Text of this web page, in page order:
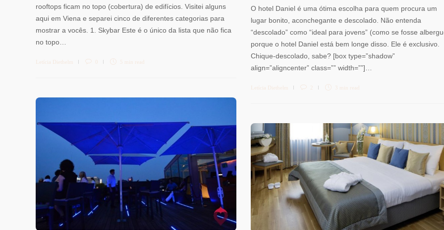
rooftops ficam no topo (cobertura) de edifícios. Visitei alguns
aqui em Viena e separei cinco de diferentes categorias para
mostrar a vocês. 1. Skybar Este é o único da lista que não fica
no topo…
Letícia Diethelm 0 5 min read
O hotel Daniel é uma ótima escolha para quem procura um
lugar bonito, aconchegante e descolado. Não entenda
“descolado” como “ideal para jovens” (como se fosse
porque o hotel Daniel está bem longe disso. Ele é exclusivo.
Chique-descolado, sabe? [box type=”shadow”
align=”aligncenter” class=”” width=””]…
Letícia Diethelm 3 min read